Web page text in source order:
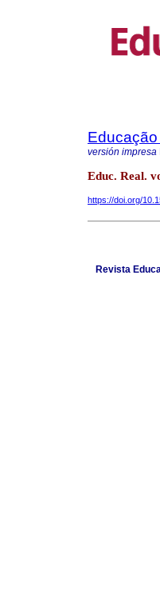
versión impresa
Educ. Real.
https://doi.org/
Revista